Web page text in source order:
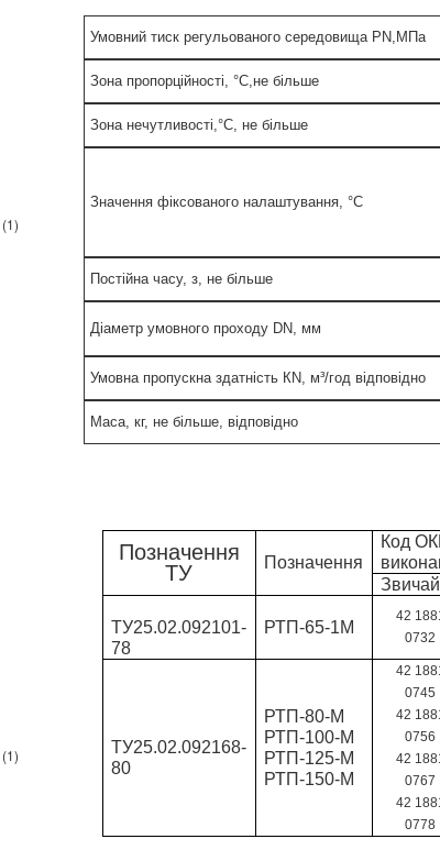
(1)
(1)
Умовний тиск регульованого середовища PN,МПа
Зона пропорційності, °C,не більше
Зона нечутливості,°C, не більше
Значення фіксованого налаштування, °C
Постійна часу, з, не більше
Діаметр умовного проходу DN, мм
Умовна пропускна здатність КN, м³/год відповідно
Маса, кг, не більше, відповідно
Позначення
ТУ
Позначення
Код
ТУ25.02.092101-
78
РТП-65-1М
42
0732
ТУ25.02.092168-
80
РТП-80-М
РТП-100-М
РТП-125-М
РТП-150-М
42
0745
42
0756
42
0767
42
0778